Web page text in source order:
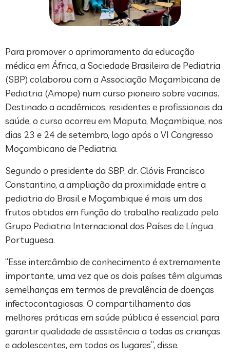
Para promover o aprimoramento da educação
médica em África, a Sociedade Brasileira de Pediatria
(SBP) colaborou com a Associação Moçambicana de
Pediatria (Amope) num curso pioneiro sobre vacinas.
Destinado a acadêmicos, residentes e profissionais da
saúde, o curso ocorreu em Maputo, Moçambique, nos
dias 23 e 24 de setembro, logo após o VI Congresso
Moçambicano de Pediatria.
Segundo o presidente da SBP, dr. Clóvis Francisco
Constantino, a ampliação da proximidade entre a
pediatria do Brasil e Moçambique é mais um dos
frutos obtidos em função do trabalho realizado pelo
Grupo Pediatria Internacional dos Países de Língua
Portuguesa.
“Esse intercâmbio de conhecimento é extremamente
importante, uma vez que os dois países têm algumas
semelhanças em termos de prevalência de doenças
infectocontagiosas. O compartilhamento das
melhores práticas em saúde pública é essencial para
garantir qualidade de assistência a todas as crianças
e adolescentes, em todos os lugares”, disse.